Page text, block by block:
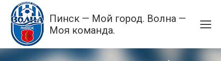
Пинск — Мой город. Волна —
Моя команда.